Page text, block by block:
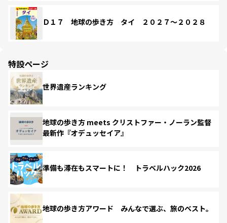
Ｄ１７ 地球の歩き方 タイ ２０２７～２０２８
特設ページ
世界遺産ランキング
地球の歩き方 meets クリストファー・ノーラン監督
最新作『オデュッセイア』
準備も滞在もスマートに！ トラベルハック2026
地球の歩き方アワード みんなで選ぶ、旅のベスト。